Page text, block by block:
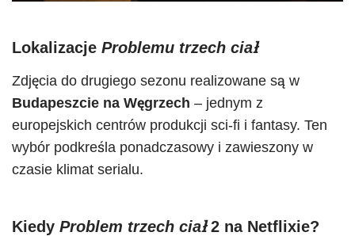
Lokalizacje Problemu trzech ciał
Zdjęcia do drugiego sezonu realizowane są w
Budapeszcie na Węgrzech – jednym z
europejskich centrów produkcji sci-fi i fantasy. Ten
wybór podkreśla ponadczasowy i zawieszony w
czasie klimat serialu.
Kiedy Problem trzech ciał2 na Netflixie?